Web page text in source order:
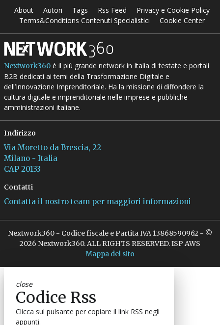
About Autori Tags Rss Feed
Privacy e Cookie Policy
Terms&Conditions Contenuti Specialistici
Cookie Center
Nextwork360è il più grande network in Italia di testate e portali
B2B dedicati ai temi della Trasformazione Digitale e
dell’Innovazione Imprenditoriale. Ha la missione di diffondere la
cultura digitale e imprenditoriale nelle imprese e pubbliche
amministrazioni italiane.
Indirizzo
Via Moretto da Brescia, 22
Milano - Italia
CAP 20133
Contatti
Contatta il nostro team per maggiori informazioni
Nextwork360 - Codice fiscale e Partita IVA 13868590962 - ©
2026 Nextwork360. ALL RIGHTS RESERVED. ISP AWS
Mappa del sito
close
Codice Rss
Clicca sul pulsante per copiare il link RSS negli
appunti.